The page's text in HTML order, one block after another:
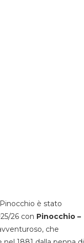
è stato
26 con Pinocchio –
che